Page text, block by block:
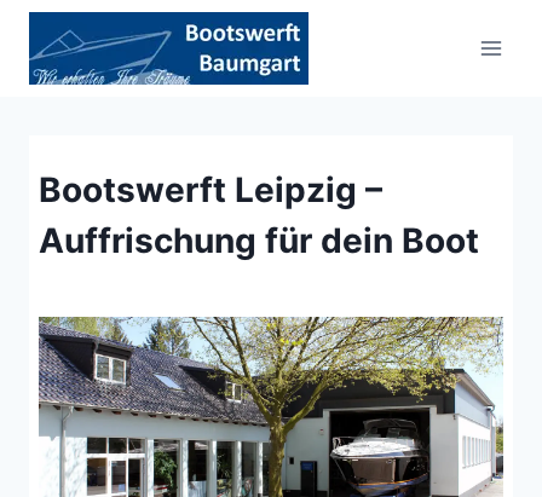
Zum
Inhalt
springen
Bootswerft Leipzig –
Auffrischung für dein Boot